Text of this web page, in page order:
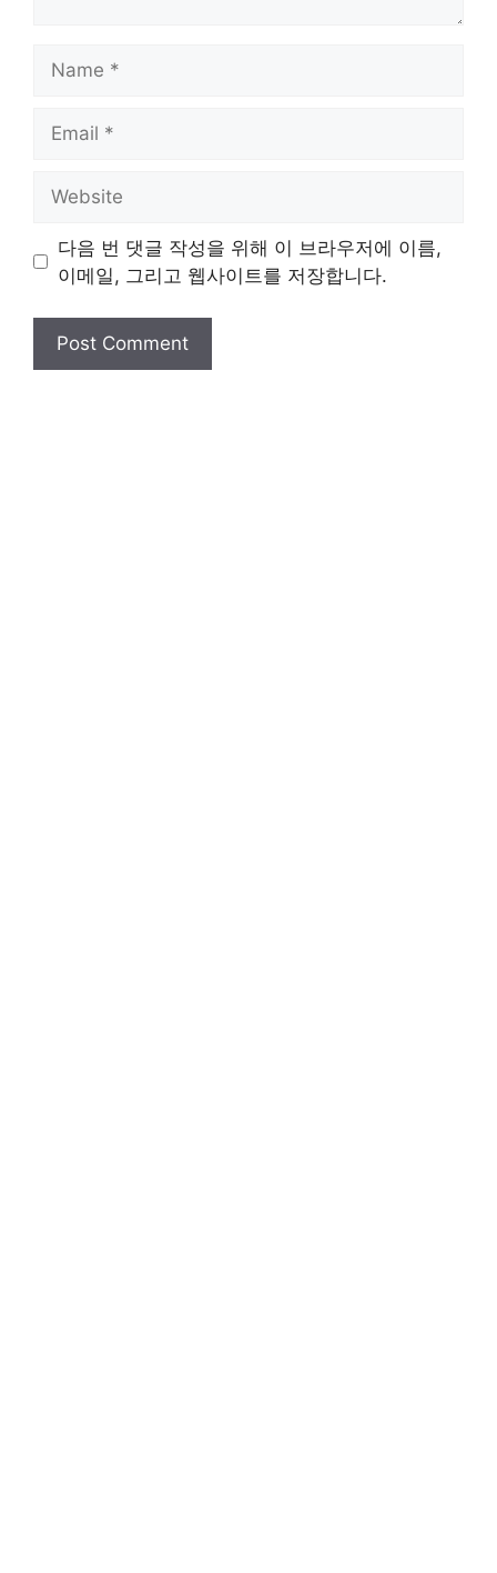
다음 번 댓글 작성을 위해 이 브라우저에 이름,
이메일, 그리고 웹사이트를 저장합니다.